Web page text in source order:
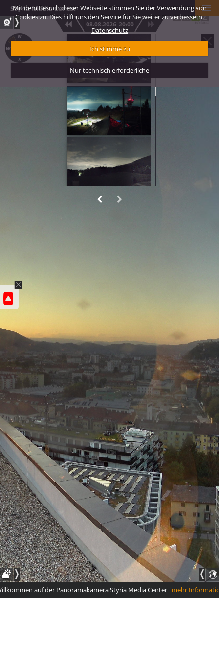
Mit dem Besuch dieser Webseite stimmen Sie der Verwendung von
Cookies zu. Dies hilft uns den Service für Sie weiter zu verbessern.
Datenschutz
Ich stimme zu
Nur technisch erforderliche
Styria Media Center
08.08.2026 20:00
Graz
auf der Panoramakamera Styria Media Centermehr